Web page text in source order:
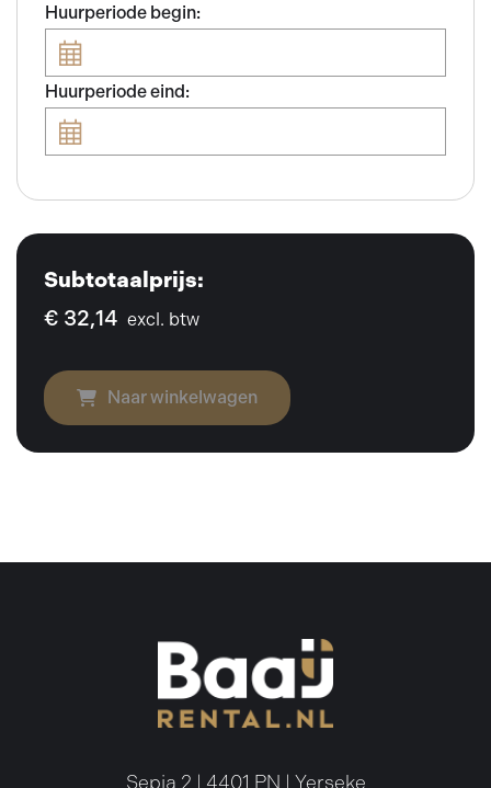
Huurperiode begin:
Huurperiode eind:
Subtotaalprijs:
€ 32,14 excl. btw
Naar winkelwagen
Sepia 2 | 4401 PN | Yerseke